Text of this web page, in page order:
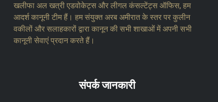
खलीफा अल खत्री एडवोकेट्स और लीगल कंसल्टेंट्स ऑफिस, हम
आदर्श कानूनी टीम हैं। हम संयुक्त अरब अमीरात के स्तर पर कुलीन
वकीलों और सलाहकारों द्वारा कानून की सभी शाखाओं में अपनी सभी
कानूनी सेवाएं प्रदान करते हैं।
संपर्क जानकारी